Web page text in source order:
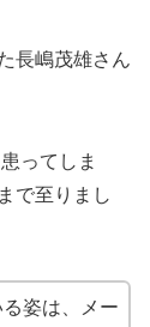
長嶋茂雄さん
ってしま
で至りまし
姿は、メー